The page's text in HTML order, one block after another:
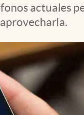
actuales